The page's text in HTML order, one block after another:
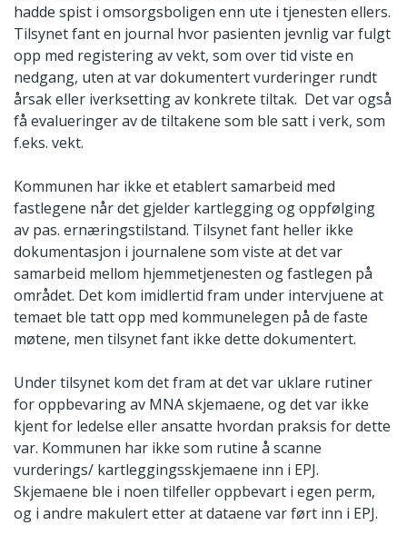
hadde spist i omsorgsboligen enn ute i tjenesten ellers.
Tilsynet fant en journal hvor pasienten jevnlig var fulgt
opp med registering av vekt, som over tid viste en
nedgang, uten at var dokumentert vurderinger rundt
årsak eller iverksetting av konkrete tiltak. Det var også
få evalueringer av de tiltakene som ble satt i verk, som
f.eks. vekt.
Kommunen har ikke et etablert samarbeid med
fastlegene når det gjelder kartlegging og oppfølging
av pas. ernæringstilstand. Tilsynet fant heller ikke
dokumentasjon i journalene som viste at det var
samarbeid mellom hjemmetjenesten og fastlegen på
området. Det kom imidlertid fram under intervjuene at
temaet ble tatt opp med kommunelegen på de faste
møtene, men tilsynet fant ikke dette dokumentert.
Under tilsynet kom det fram at det var uklare rutiner
for oppbevaring av MNA skjemaene, og det var ikke
kjent for ledelse eller ansatte hvordan praksis for dette
var. Kommunen har ikke som rutine å scanne
vurderings/ kartleggingsskjemaene inn i EPJ.
Skjemaene ble i noen tilfeller oppbevart i egen perm,
og i andre makulert etter at dataene var ført inn i EPJ.